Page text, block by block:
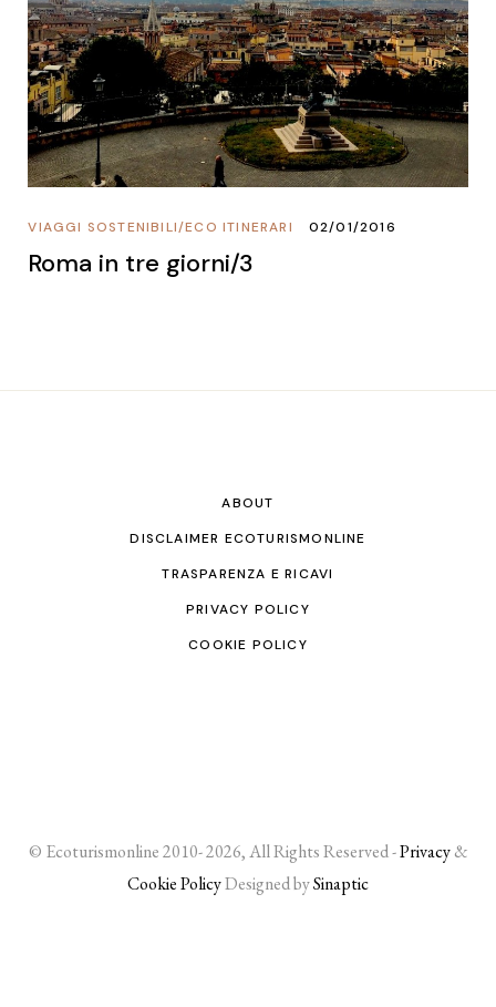
ECO ITINERARI
/
VIAGGI SOSTENIBILI 02/01/2016
Roma in tre giorni/3
ABOUT
DISCLAIMER ECOTURISMONLINE
TRASPARENZA E RICAVI
PRIVACY POLICY
COOKIE POLICY
© Ecoturismonline 2010- 2026, All Rights Reserved -Privacy&
Cookie PolicyDesigned bySinaptic